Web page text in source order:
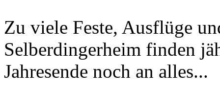
Zu viele Feste, Ausflüge
Selberdingerheim finden
Jahresende noch an alles...